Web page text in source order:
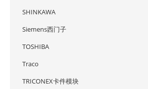
SHINKAWA
Siemens西门子
TOSHIBA
Traco
TRICONEX卡件模块